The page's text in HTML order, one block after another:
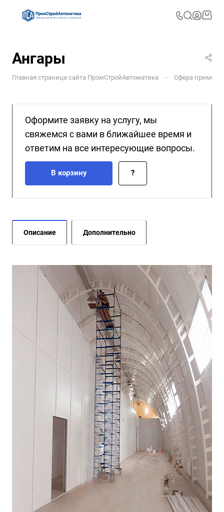
Ангары
Главная страница сайта ПромСтройАвтоматика — Сфера
Оформите заявку на услугу, мы
свяжемся с вами в ближайшее время и
ответим на все интересующие вопросы.
В корзину ?
Описание Дополнительно